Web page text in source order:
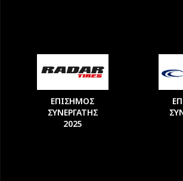
ΕΠΙΣΗΜΟΣ
ΣΥΝΕΡΓΑΤΗΣ
2025